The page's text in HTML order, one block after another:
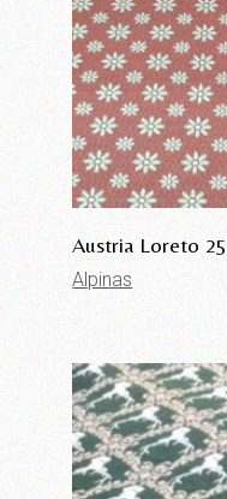
Austria Loreto 25
Alpinas